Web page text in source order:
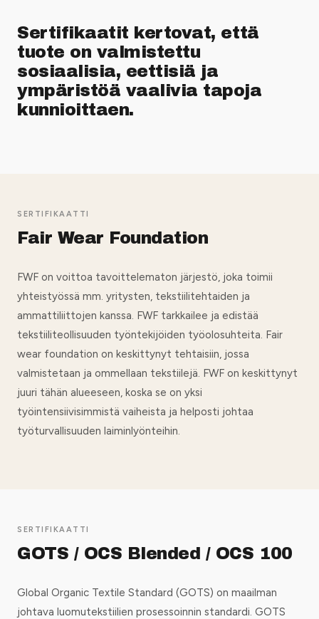
Sertifikaatit kertovat, että
tuote on valmistettu
sosiaalisia, eettisiä ja
ympäristöä vaalivia tapoja
kunnioittaen.
SERTIFIKAATTI
Fair Wear Foundation
FWF on voittoa tavoittelematon järjestö, joka toimii
yhteistyössä mm. yritysten, tekstiilitehtaiden ja
ammattiliittojen kanssa. FWF tarkkailee ja edistää
tekstiiliteollisuuden työntekijöiden työolosuhteita. Fair
wear foundation on keskittynyt tehtaisiin, jossa
valmistetaan ja ommellaan tekstiilejä. FWF on keskittynyt
juuri tähän alueeseen, koska se on yksi
työintensiivisimmistä vaiheista ja helposti johtaa
työturvallisuuden laiminlyönteihin.
SERTIFIKAATTI
GOTS / OCS Blended / OCS 100
Global Organic Textile Standard (GOTS) on maailman
johtava luomutekstiilien prosessoinnin standardi. GOTS